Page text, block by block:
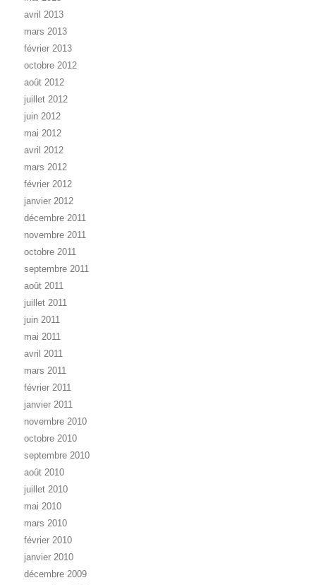
avril 2013
mars 2013
février 2013
octobre 2012
août 2012
juillet 2012
juin 2012
mai 2012
avril 2012
mars 2012
février 2012
janvier 2012
décembre 2011
novembre 2011
octobre 2011
septembre 2011
août 2011
juillet 2011
juin 2011
mai 2011
avril 2011
mars 2011
février 2011
janvier 2011
novembre 2010
octobre 2010
septembre 2010
août 2010
juillet 2010
mai 2010
mars 2010
février 2010
janvier 2010
décembre 2009